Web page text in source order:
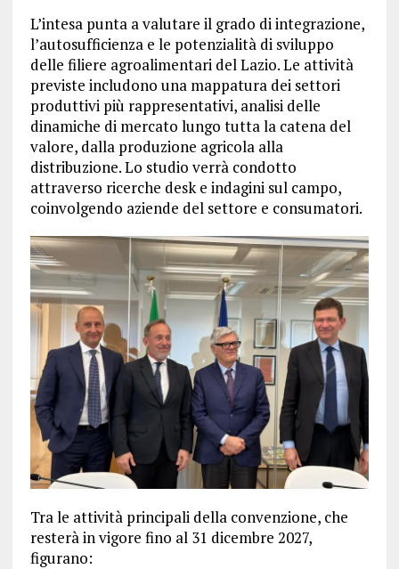
L’intesa punta a valutare il grado di integrazione,
l’autosufficienza e le potenzialità di sviluppo
delle filiere agroalimentari del Lazio. Le attività
previste includono una mappatura dei settori
produttivi più rappresentativi, analisi delle
dinamiche di mercato lungo tutta la catena del
valore, dalla produzione agricola alla
distribuzione. Lo studio verrà condotto
attraverso ricerche desk e indagini sul campo,
coinvolgendo aziende del settore e consumatori.
Tra le attività principali della convenzione, che
resterà in vigore fino al 31 dicembre 2027,
figurano: